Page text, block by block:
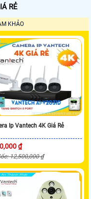
RẺ
KHẢO
Ip Vantech 4K Giá Rẻ
₫
12,500,000 ₫